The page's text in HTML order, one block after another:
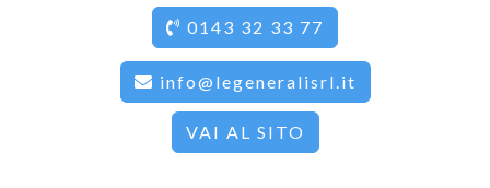
0143 32 33 77
info@legeneralisrl.it
VAI AL SITO